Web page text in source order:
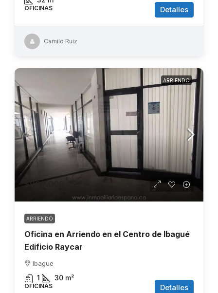
OFICINAS Detalles
Camilo Ruiz
ARRIENDO
$900.000
ARRIENDO
Oficina en Arriendo en el Centro de Ibagué
Edificio Raycar
Ibague
1 30 m²
OFICINAS Detalles